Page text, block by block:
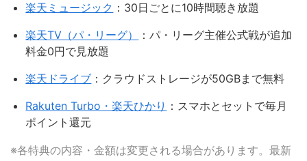
楽天ミュージック ：30日ごとに10時間聴き放題
楽天TV（パ・リーグ）
：パ・リーグ主催公式戦が追加
料金0円で見放題
楽天ドライブ ：クラウドストレージが50GBまで無料
Rakuten Turbo・楽天ひかり ：スマホとセットで毎月
ポイント還元
※各特典の内容・金額は変更される場合があります。最新